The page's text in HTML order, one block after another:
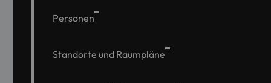
Personen
Standorte und Raumpläne